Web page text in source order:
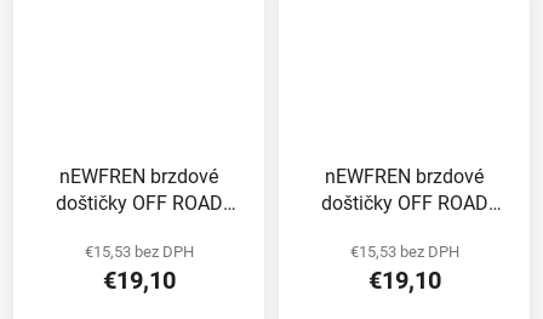
nEWFREN brzdové
doštičky OFF ROAD
balení
€15,53 bez DPH
€19,10
nEWFREN brzdové
doštičky OFF ROAD
balení
€15,53 bez DPH
€19,10